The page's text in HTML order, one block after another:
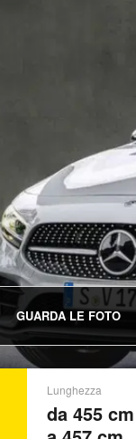
GUARDA LE FOTO
Lunghezza
da 455 cm